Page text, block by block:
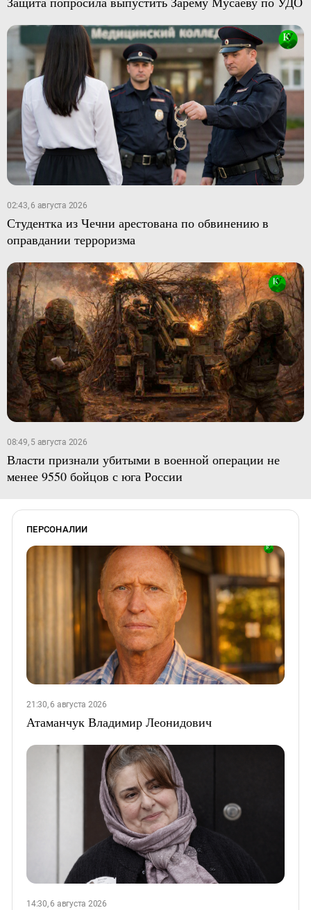
02:43, 6 августа 2026
Студентка из Чечни арестована по обвинению в
оправдании терроризма
08:49, 5 августа 2026
Власти признали убитыми в военной операции не
менее 9550 бойцов с юга России
ПЕРСОНАЛИИ
21:30, 6 августа 2026
Атаманчук Владимир Леонидович
14:30, 6 августа 2026